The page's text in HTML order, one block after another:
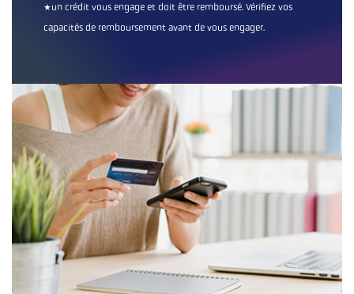
*un crédit vous engage et doit être remboursé. Vérifiez vos
capacités de remboursement avant de vous engager.